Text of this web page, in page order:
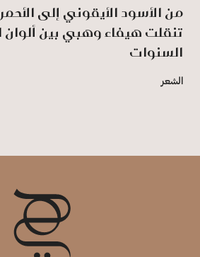
من الأسود الأيقوني إلى
تنقلت هيفاء وهبي بين ألوان
السنوات
الشعر